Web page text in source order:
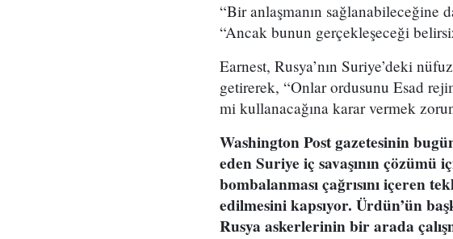
“Bir anlaşmanın sağlanabileceğine
“Ancak bunun gerçekleşeceği
Earnest, Rusya’nın Suriye’deki
getirerek, “Onlar ordusunu Esad
mi kullanacağına karar vermek
Washington Post gazetesinin
eden Suriye iç savaşının
bombalanması çağrısını içeren
edilmesini kapsıyor. Ürdün’ün
Rusya askerlerinin bir arada